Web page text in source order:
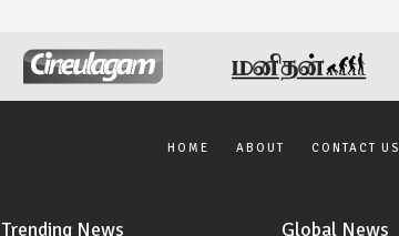
HOME ABOUT CONTACT US
Trending News Global News